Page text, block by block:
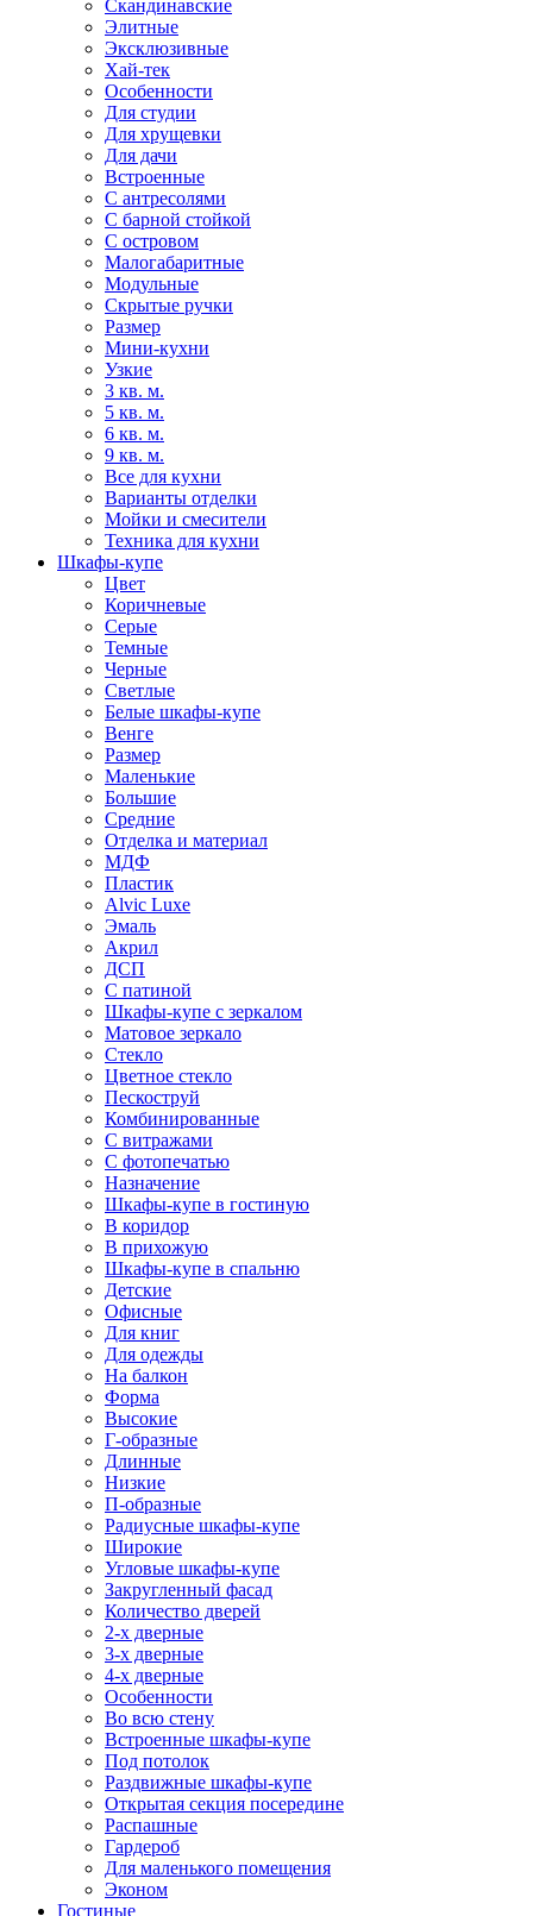
Скандинавские
Элитные
Эксклюзивные
Хай-тек
Особенности
Для студии
Для хрущевки
Для дачи
Встроенные
С антресолями
С барной стойкой
С островом
Малогабаритные
Модульные
Скрытые ручки
Размер
Мини-кухни
Узкие
3 кв. м.
5 кв. м.
6 кв. м.
9 кв. м.
Все для кухни
Варианты отделки
Мойки и смесители
Техника для кухни
Шкафы-купе
Цвет
Коричневые
Серые
Темные
Черные
Светлые
Белые шкафы-купе
Венге
Размер
Маленькие
Большие
Средние
Отделка и материал
МДФ
Пластик
Alvic Luxe
Эмаль
Акрил
ДСП
С патиной
Шкафы-купе с зеркалом
Матовое зеркало
Стекло
Цветное стекло
Пескоструй
Комбинированные
С витражами
С фотопечатью
Назначение
Шкафы-купе в гостиную
В коридор
В прихожую
Шкафы-купе в спальню
Детские
Офисные
Для книг
Для одежды
На балкон
Форма
Высокие
Г-образные
Длинные
Низкие
П-образные
Радиусные шкафы-купе
Широкие
Угловые шкафы-купе
Закругленный фасад
Количество дверей
2-х дверные
3-х дверные
4-х дверные
Особенности
Во всю стену
Встроенные шкафы-купе
Под потолок
Раздвижные шкафы-купе
Открытая секция посередине
Распашные
Гардероб
Для маленького помещения
Эконом
Гостиные